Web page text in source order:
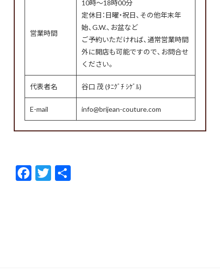
営業時間
10時〜18時00分
定休日：日曜・祝日、その他年末年
始、G.W.、お盆など
ご予約いただければ、通常営業時間
外に開店も可能ですので、お問合せ
ください。
代表者名 谷口 茂 (ﾀﾆｸﾞﾁ ｼｹﾞﾙ)
E-mail info@brijean-couture.com
F
ac
T
w